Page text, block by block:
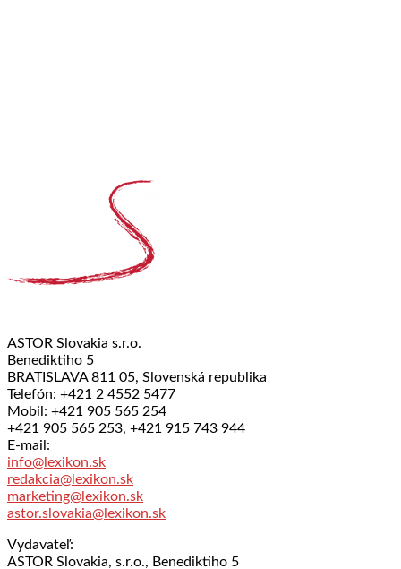
ASTOR Slovakia s.r.o.
Benediktiho 5
BRATISLAVA 811 05, Slovenská republika
Telefón: +421 2 4552 5477
Mobil: +421 905 565 254
+421 905 565 253, +421 915 743 944
E-mail:
info@lexikon.sk
redakcia@lexikon.sk
marketing@lexikon.sk
astor.slovakia@lexikon.sk
Vydavateľ:
ASTOR Slovakia, s.r.o., Benediktiho 5